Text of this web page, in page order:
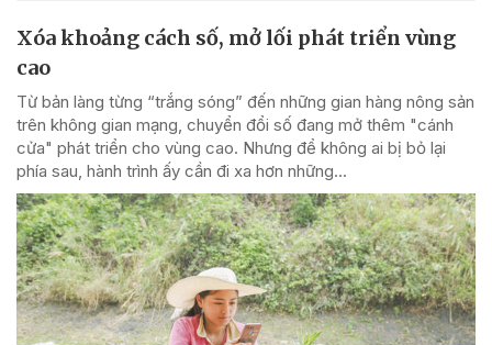
Xóa khoảng cách số, mở lối phát triển vùng
cao
Từ bản làng từng “trắng sóng” đến những gian hàng nông sản
trên không gian mạng, chuyển đổi số đang mở thêm "cánh
cửa" phát triển cho vùng cao. Nhưng để không ai bị bỏ lại
phía sau, hành trình ấy cần đi xa hơn những...